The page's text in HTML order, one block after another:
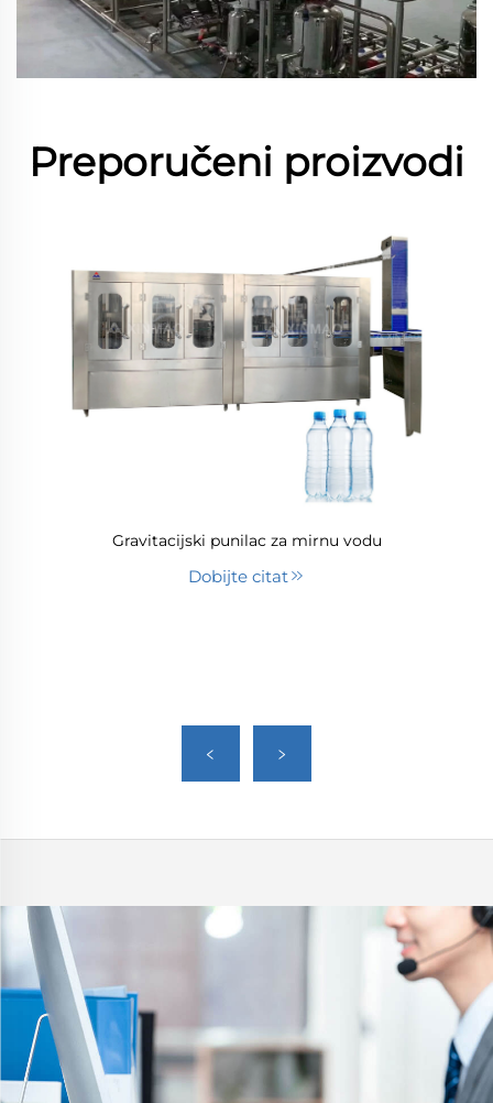
Preporučeni proizvodi
Gravitacijski punilac za mirnu vodu
Dobijte citat